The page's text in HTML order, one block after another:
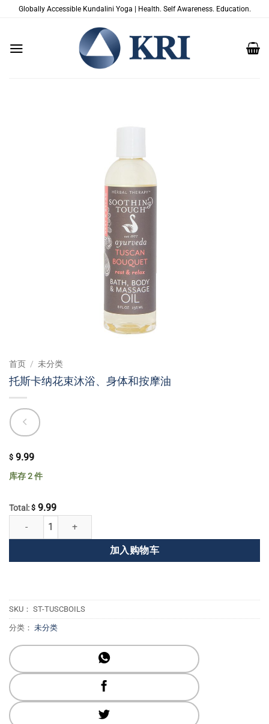
Globally Accessible Kundalini Yoga | Health. Self Awareness. Education.
首页 / 未分类
托斯卡纳花束沐浴、身体和按摩油
$ 9.99
库存 2 件
Total: $ 9.99
托斯卡纳花束沐浴、身体和按摩油 数量
加入购物车
SKU： ST-TUSCBOILS
分类： 未分类